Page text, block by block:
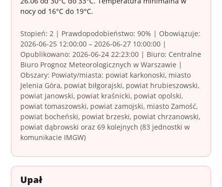
nocy od 16°C do 19°C.
Stopień: 2 | Prawdopodobieństwo: 90% | Obowiązuje:
2026-06-25 12:00:00 – 2026-06-27 10:00:00 |
Opublikowano: 2026-06-24 22:23:00 | Biuro: Centralne
Biuro Prognoz Meteorologicznych w Warszawie |
Obszary: Powiaty/miasta: powiat karkonoski, miasto
Jelenia Góra, powiat biłgorajski, powiat hrubieszowski,
powiat janowski, powiat kraśnicki, powiat opolski,
powiat tomaszowski, powiat zamojski, miasto Zamość,
powiat bocheński, powiat brzeski, powiat chrzanowski,
powiat dąbrowski oraz 69 kolejnych (83 jednostki w
komunikacie IMGW)
Upał